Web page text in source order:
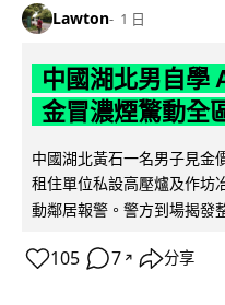
Lawton 1 日
中國湖北男自學
金冒濃煙驚動全
中國湖北黃石一名男子見金
租住單位私設高壓爐及作坊
動鄰居報警。警方到場揭發
105 7 ↗ 分享